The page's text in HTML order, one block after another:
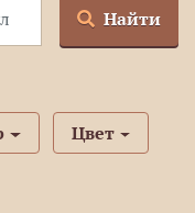
Найти
Цвет